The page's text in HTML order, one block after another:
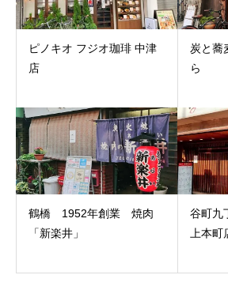
ピノキオ フジオ珈琲 中津
店
炭と
ら
鶴橋 1952年創業 焼肉
「新楽井」
谷町九
上本町